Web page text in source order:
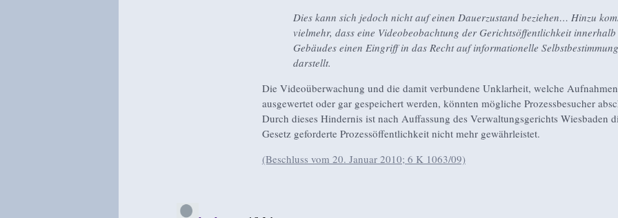
Dies kann sich jedoch nicht auf einen Dauerzustand beziehen… Hinzu
vielmehr, dass eine Videobeobachtung der Gerichtsöffentlichkeit innerhalb
Gebäudes einen Eingriff in das Recht auf informationelle Selbstbestimmung
darstellt.
Die Videoüberwachung und die damit verbundene Unklarheit, welche Aufnahmen
ausgewertet oder gar gespeichert werden, könnten mögliche Prozessbesucher
Durch dieses Hindernis ist nach Auffassung des Verwaltungsgerichts Wiesbaden
Gesetz geforderte Prozessöffentlichkeit nicht mehr gewährleistet.
(Beschluss vom 20. Januar 2010; 6 K 1063/09)